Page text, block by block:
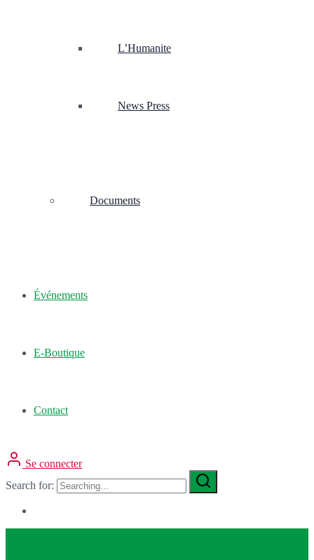
L’Humanite
News Press
Documents
Événements
E-Boutique
Contact
Se connecter
Search for: